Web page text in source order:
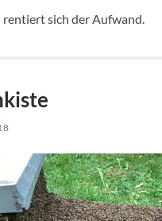
sich der Aufwand.